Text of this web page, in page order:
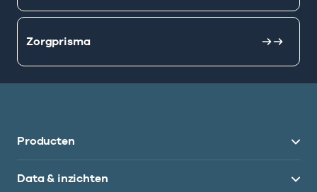
Zorgprisma
Producten
Data & inzichten